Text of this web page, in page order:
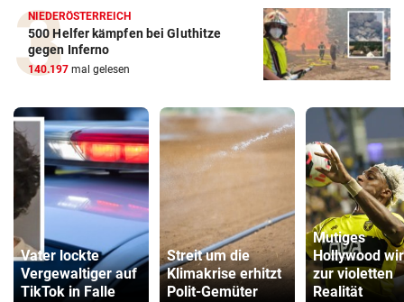
NIEDERÖSTERREICH
500 Helfer kämpfen bei Gluthitze
gegen Inferno
140.197 mal gelesen
Vater lockte
Vergewaltiger auf
TikTok in Falle
Streit um die
Klimakrise erhitzt
Polit-Gemüter
Mutiges
Hollywood
zur violetten
Realität